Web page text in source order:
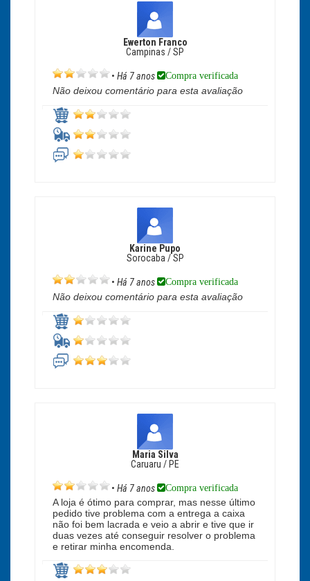
Ewerton Franco
Campinas / SP
• Há 7 anos Compra verificada
Não deixou comentário para esta avaliação
Karine Pupo
Sorocaba / SP
• Há 7 anos Compra verificada
Não deixou comentário para esta avaliação
Maria Silva
Caruaru / PE
• Há 7 anos Compra verificada
A loja é ótimo para comprar, mas nesse último
pedido tive problema com a entrega a caixa
não foi bem lacrada e veio a abrir e tive que ir
duas vezes até conseguir resolver o problema
e retirar minha encomenda.